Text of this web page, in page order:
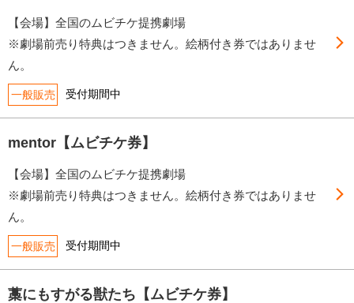
【会場】全国のムビチケ提携劇場
※劇場前売り特典はつきません。絵柄付き券ではありませ
ん。
一般販売 受付期間中
mentor【ムビチケ券】
【会場】全国のムビチケ提携劇場
※劇場前売り特典はつきません。絵柄付き券ではありませ
ん。
一般販売 受付期間中
藁にもすがる獣たち【ムビチケ券】